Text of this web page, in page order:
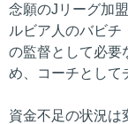
念願のJリーグ加
ルビア人のバビチ
の監督として必要
め、コーチとして
資金不足の状況は